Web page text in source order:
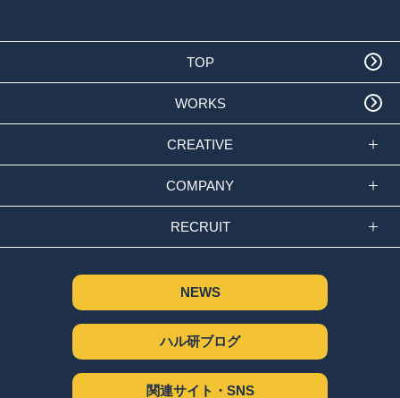
TOP
WORKS
CREATIVE
COMPANY
RECRUIT
NEWS
ハル研ブログ
関連サイト・SNS